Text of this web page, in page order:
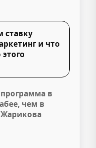
ставку
и что
в
чем в
Жарикова